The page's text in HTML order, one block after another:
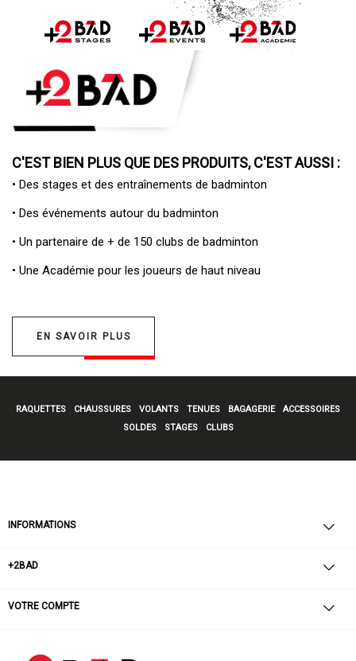
C'EST BIEN PLUS QUE DES PRODUITS, C'EST AUSSI :
• Des stages et des entraînements de badminton
• Des événements autour du badminton
• Un partenaire de + de 150 clubs de badminton
• Une Académie pour les joueurs de haut niveau
EN SAVOIR PLUS
RAQUETTES CHAUSSURES VOLANTS TENUES BAGAGERIE
ACCESSOIRES
SOLDES
STAGES CLUBS
INFORMATIONS
+2BAD
VOTRE COMPTE